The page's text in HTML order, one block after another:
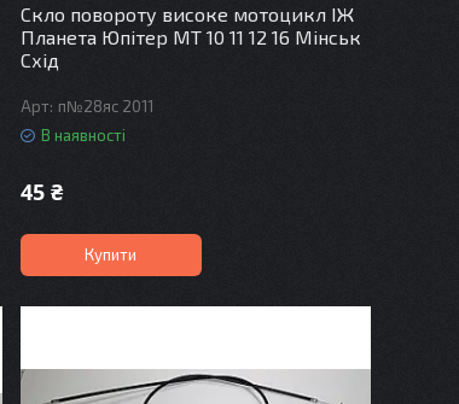
Скло повороту високе мотоцикл ІЖ
Планета Юпітер МТ 10 11 12 16 Мінськ
Схід
п№28яс 2011
В наявності
45 ₴
Купити